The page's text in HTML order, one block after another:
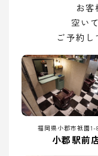
お
空い
ご予約し
福岡県小郡市祇園1-
小郡駅前